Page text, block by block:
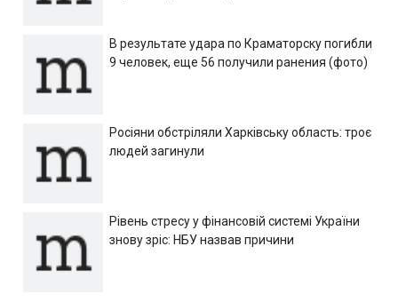
В результате удара по Краматорску погибли
9 человек, еще 56 получили ранения (фото)
Росіяни обстріляли Харківську область: троє
людей загинули
Рівень стресу у фінансовій системі України
знову зріс: НБУ назвав причини